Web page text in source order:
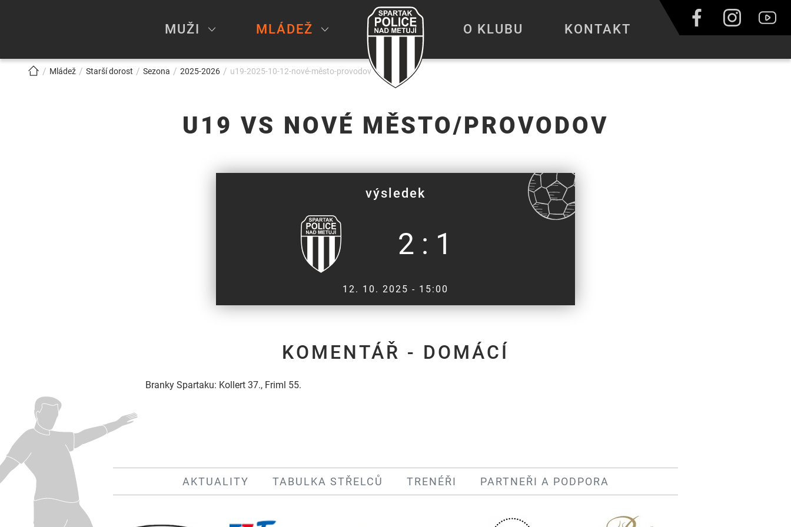
MUŽI MLÁDEŽ O KLUBU KONTAKT
!!!BREADCRUMB!!!
Mládež Starší dorost Sezona 2025-2026 u19-2025-10-12-nové-město-provodov
U19 VS NOVÉ MĚSTO/PROVODOV
výsledek
2 : 1
12. 10. 2025 - 15:00
KOMENTÁŘ - DOMÁCÍ
Branky Spartaku: Kollert 37., Friml 55.
AKTUALITY TABULKA STŘELCŮ TRENÉŘI PARTNEŘI A PODPORA